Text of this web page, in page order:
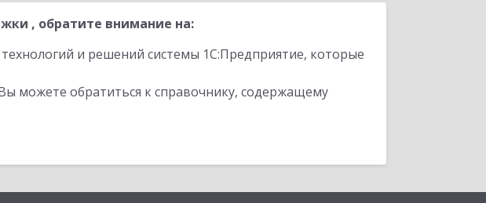
, обратите внимание на:
и решений системы 1С:Предприятие, которые
можете обратиться к справочнику, содержащему